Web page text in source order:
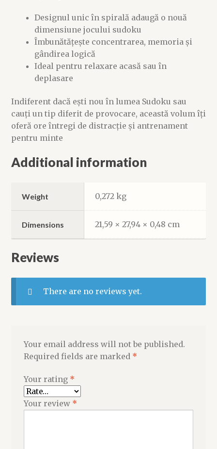
Designul unic în spirală adaugă o nouă
dimensiune jocului sudoku
Îmbunătățește concentrarea, memoria și
gândirea logică
Ideal pentru relaxare acasă sau în
deplasare
Indiferent dacă ești nou în lumea Sudoku sau
cauți un tip diferit de provocare, această volum îți
oferă ore întregi de distracție și antrenament
pentru minte
Additional information
Weight 0,272 kg
Dimensions 21,59 × 27,94 × 0,48 cm
Reviews
There are no reviews yet.
Your email address will not be published.
Required fields are marked *
Your rating *
Your review *